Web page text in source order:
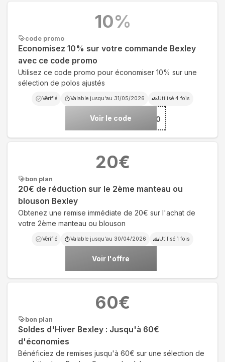
code promo
Economisez 10% sur votre commande Bexley
avec ce code promo
Utilisez ce code promo pour économiser 10% sur une
sélection de polos ajustés
Vérifié Valable jusqu'au 31/05/2026 Utilisé 4 fois
Voir le code***LEY10
10%
bon plan
20€ de réduction sur le 2ème manteau ou
blouson Bexley
Obtenez une remise immédiate de 20€ sur l'achat de
votre 2ème manteau ou blouson
Vérifié Valable jusqu'au 30/04/2026 Utilisé 1 fois
Voir l'offre
20€
bon plan
Soldes d'Hiver Bexley : Jusqu'à 60€
d'économies
Bénéficiez de remises jusqu'à 60€ sur une sélection de
60€